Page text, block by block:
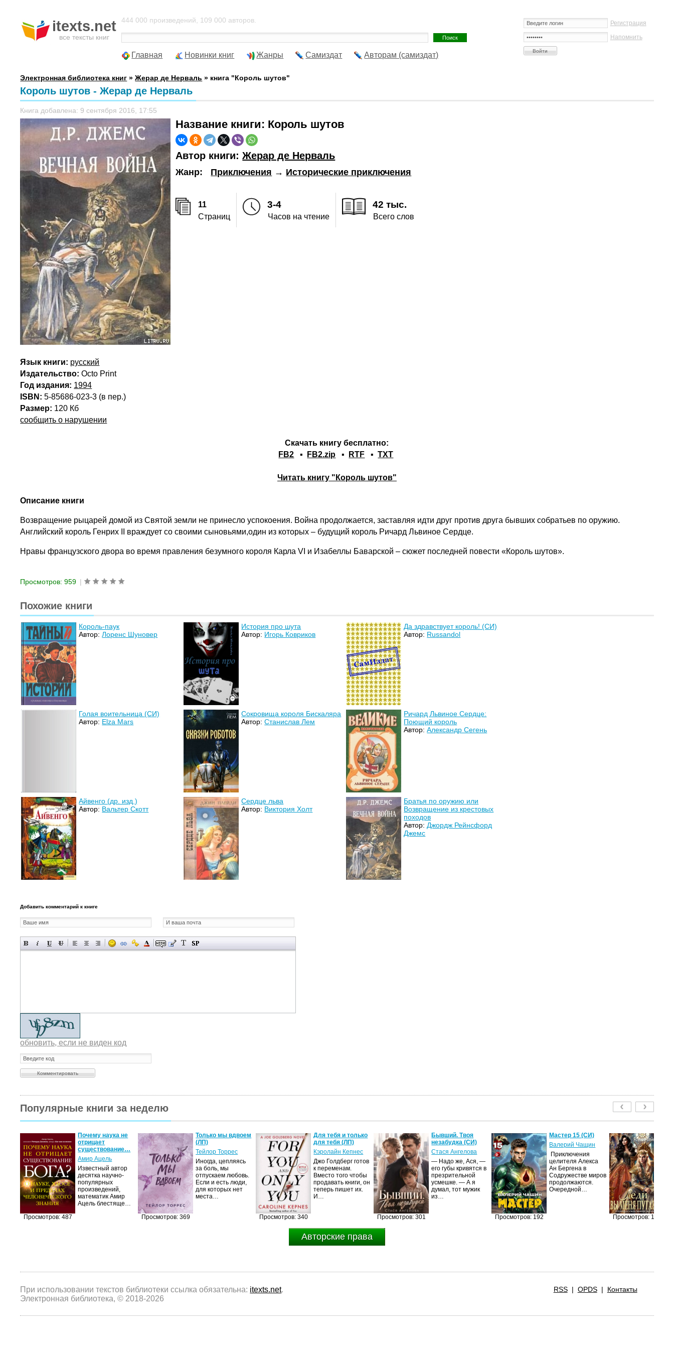
itexts.net
все тексты книг
Регистрация
Напомнить
444 000 произведений, 109 000 авторов.
Главная Новинки книг Жанры Самиздат Авторам (самиздат)
Электронная библиотека книг »Жерар де Нерваль » книга "Король шутов"
Король шутов - Жерар де Нерваль
Книга добавлена: 9 сентября 2016, 17:55
Название книги: Король шутов
Автор книги:Жерар де Нерваль
Жанр: Приключения → Исторические приключения
11
Страниц
3-4
Часов на чтение
42 тыс.
Всего слов
Язык книги: русский
Издательство: Octo Print
Год издания: 1994
ISBN: 5-85686-023-3 (в пер.)
Размер: 120 Кб
сообщить о нарушении
Скачать книгу бесплатно:
FB2 ▪ FB2.zip ▪ RTF ▪TXT
Читать книгу "Король шутов"
Описание книги
Возвращение рыцарей домой из Святой земли не принесло успокоения. Война продолжается, заставляя идти друг против друга бывших собратьев по оружию.
Английский король Генрих II враждует со своими сыновьями,один из которых – будущий король Ричард Львиное Сердце.
Нравы французского двора во время правления безумного короля Карла VI и Изабеллы Баварской – сюжет последней повести «Король шутов».
Просмотров: 959 |
Похожие книги
Король-паук
Автор:Лоренс Шуновер
История про шута
Автор: Игорь Ковриков
Да здравствует король! (СИ)
Автор: Russandol
Голая воительница (СИ)
Автор: Elza Mars
Сокровища короля Бискаляра
Автор:Станислав Лем
Ричард Львиное Сердце:
Поющий король
Автор:Александр Сегень
Айвенго (др. изд.)
Автор: Вальтер Скотт
Сердце льва
Автор: Виктория Холт
Братья по оружию или
Возвращение из крестовых
походов
Автор:Джордж Рейнсфорд
Джемс
Добавить комментарий к книге
обновить, если не виден код
Популярные книги за неделю
Просмотров: 487
Почему наука не
отрицает
существование…
Амир Ацель
Известный автор
десятка научно-
популярных
произведений,
математик Амир
Ацель блестяще…
Просмотров: 369
Только мы вдвоем
(ЛП)
Тейлор Торрес
Иногда, цепляясь
за боль, мы
отпускаем любовь.
Если и есть люди,
для которых нет
места…
Просмотров: 340
Для тебя и только
для тебя (ЛП)
Кэролайн Кепнес
Джо Голдберг готов
к переменам.
Вместо того чтобы
продавать книги, он
теперь пишет их.
И…
Просмотров: 301
Бывший. Твоя
незабудка (СИ)
Стася Ангелова
— Надо же, Ася, —
его губы кривятся в
презрительной
усмешке. — А я
думал, тот мужик
из…
Просмотров: 192
Мастер 15 (СИ)
Валерий Чащин
Приключения
целителя Алекса
Ан Бергена в
Содружестве миров
продолжаются.
Очередной…
Просмотров: 173
Авторские права
При использовании текстов библиотеки ссылка обязательна: itexts.net.
Электронная библиотека, © 2018-2026
RSS| OPDS| Контакты